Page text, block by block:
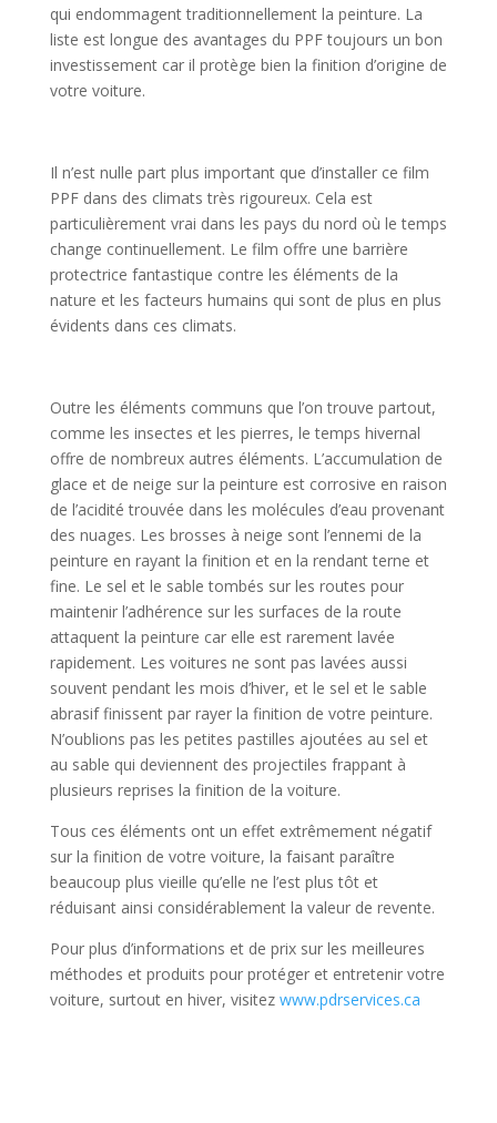
qui endommagent traditionnellement la peinture. La
liste est longue des avantages du PPF toujours un bon
investissement car il protège bien la finition d’origine de
votre voiture.
Il n’est nulle part plus important que d’installer ce film
PPF dans des climats très rigoureux. Cela est
particulièrement vrai dans les pays du nord où le temps
change continuellement. Le film offre une barrière
protectrice fantastique contre les éléments de la
nature et les facteurs humains qui sont de plus en plus
évidents dans ces climats.
Outre les éléments communs que l’on trouve partout,
comme les insectes et les pierres, le temps hivernal
offre de nombreux autres éléments. L’accumulation de
glace et de neige sur la peinture est corrosive en raison
de l’acidité trouvée dans les molécules d’eau provenant
des nuages. Les brosses à neige sont l’ennemi de la
peinture en rayant la finition et en la rendant terne et
fine. Le sel et le sable tombés sur les routes pour
maintenir l’adhérence sur les surfaces de la route
attaquent la peinture car elle est rarement lavée
rapidement. Les voitures ne sont pas lavées aussi
souvent pendant les mois d’hiver, et le sel et le sable
abrasif finissent par rayer la finition de votre peinture.
N’oublions pas les petites pastilles ajoutées au sel et
au sable qui deviennent des projectiles frappant à
plusieurs reprises la finition de la voiture.
Tous ces éléments ont un effet extrêmement négatif
sur la finition de votre voiture, la faisant paraître
beaucoup plus vieille qu’elle ne l’est plus tôt et
réduisant ainsi considérablement la valeur de revente.
Pour plus d’informations et de prix sur les meilleures
méthodes et produits pour protéger et entretenir votre
voiture, surtout en hiver, visitez www.pdrservices.ca